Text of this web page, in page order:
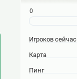
0
Игроков сейчас
Карта
Пинг